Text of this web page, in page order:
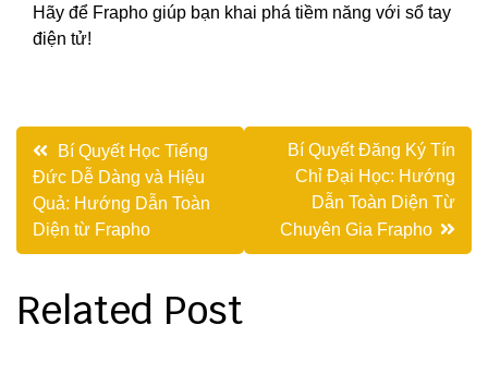
Hãy để Frapho giúp bạn khai phá tiềm năng với sổ tay
điện tử!
Điều
hướng
bài
viết
Bí Quyết Học Tiếng
Đức Dễ Dàng và Hiệu
Quả: Hướng Dẫn Toàn
Diện từ Frapho
Bí Quyết Đăng Ký Tín
Chỉ Đại Học: Hướng
Dẫn Toàn Diện Từ
Chuyên Gia Frapho
Related Post